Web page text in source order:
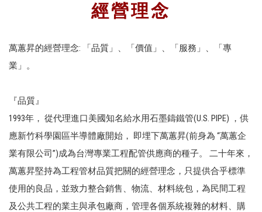
經營理念
萬蕙昇的經營理念: 「品質」、「價值」、「服務」、「專
業」。
『品質』
1993年， 從代理進口美國知名給水用石墨鑄鐵管(U.S. PIPE) ，供
應新竹科學園區半導體廠開始， 即埋下萬蕙昇(前身為 “萬蕙企
業有限公司”)成為台灣專業工程配管供應商的種子。 二十年來，
萬蕙昇堅持為工程管材品質把關的經營理念，只提供合乎標準
使用的良品，並致力整合銷售、物流、材料統包，為民間工程
及公共工程的業主與承包廠商，管理各個系統複雜的材料、購